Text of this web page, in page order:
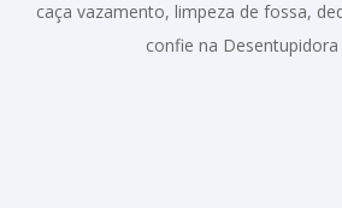
caça vazamento, limpeza de fossa,
confie na Desentupidora